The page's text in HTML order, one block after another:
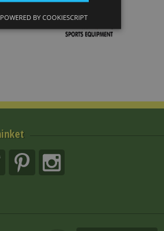
370 Ft
POWERED BY COOKIESCRIPT